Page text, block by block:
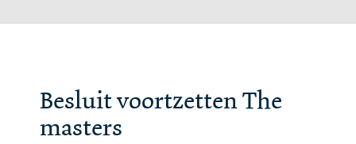
Besluit voortzetten The
masters